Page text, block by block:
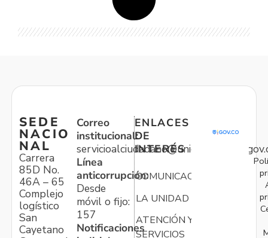
SEDE
NACIO
NAL
Carrera
85D No.
46A – 65
Complejo
logístico
San
Cayetano
Correo
institucional:
Línea
anticorrupción:
Desde
móvil o fijo:
157
Notificaciones
ENLACES
DE
INTERÉS
COMUNICACIONES
LA UNIDAD
ATENCIÓN Y
SERVICIOS